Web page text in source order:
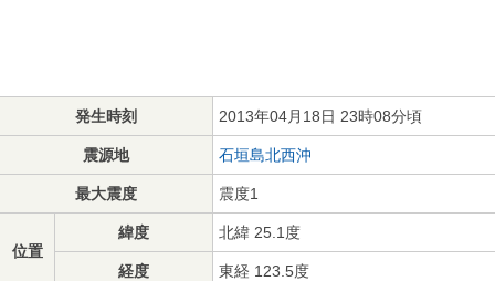
発生時刻 2013年04月18日 23時08分頃
震源地 石垣島北西沖
最大震度 震度1
位置
緯度 北緯 25.1度
経度 東経 123.5度